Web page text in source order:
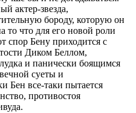
актер-звезда,
бороду, которую он
то что для его новой роли
спор Бену приходится с
Диком Беллом,
и панически боящимся
суеты и
Бен все-таки пытается
противостоя